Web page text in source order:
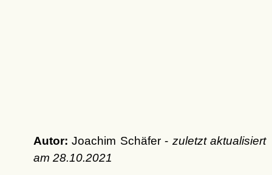
Autor: Joachim Schäfer - zuletzt aktualisiert
am 28.10.2021